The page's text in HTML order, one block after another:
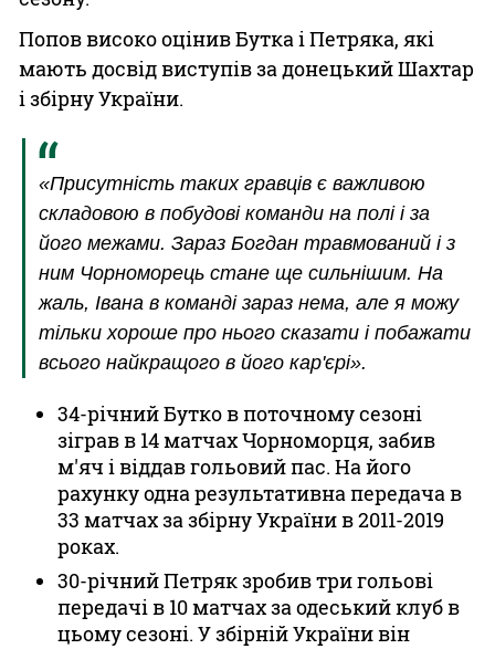
Попов високо оцінив Бутка і Петряка, які
мають досвід виступів за донецький Шахтар
і збірну України.
«Присутність таких гравців є важливою
складовою в побудові команди на полі і за
його межами. Зараз Богдан травмований і з
ним Чорноморець стане ще сильнішим. На
жаль, Івана в команді зараз нема, але я можу
тільки хороше про нього сказати і побажати
всього найкращого в його кар'єрі».
34-річний Бутко в поточному сезоні
зіграв в 14 матчах Чорноморця, забив
м'яч і віддав гольовий пас. На його
рахунку одна результативна передача в
33 матчах за збірну України в 2011-2019
роках.
30-річний Петряк зробив три гольові
передачі в 10 матчах за одеський клуб в
цьому сезоні. У збірній України він